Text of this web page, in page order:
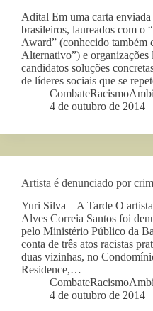
Adital Em uma carta
brasileiros, laureados com o
Award” (conhecido também
Alternativo”) e organizações
candidatos soluções
de líderes sociais que se
4 de outubro de 2014
Artista é denunciado por
Yuri Silva – A Tarde O
Alves Correia Santos foi
pelo Ministério Público da
conta de três atos racistas
duas vizinhas, no
Residence,…
4 de outubro de 2014